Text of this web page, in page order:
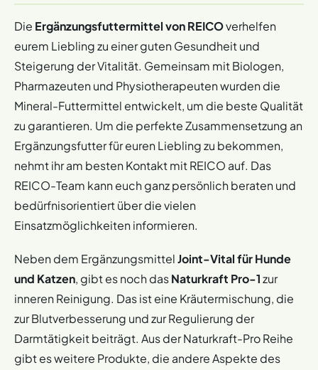
Die Ergänzungsfuttermittel von REICOverhelfen
eurem Liebling zu einer guten Gesundheit und
Steigerung der Vitalität. Gemeinsam mit Biologen,
Pharmazeuten und Physiotherapeuten wurden die
Mineral-Futtermittel entwickelt, um die beste Qualität
zu garantieren. Um die perfekte Zusammensetzung an
Ergänzungsfutter für euren Liebling zu bekommen,
nehmt ihr am besten Kontakt mit REICO auf. Das
REICO-Team kann euch ganz persönlich beraten und
bedürfnisorientiert über die vielen
Einsatzmöglichkeiten informieren.
Neben dem ErgänzungsmittelJoint-Vital für Hunde
und Katzen, gibt es noch dasNaturkraft Pro-1zur
inneren Reinigung. Das ist eine Kräutermischung, die
zur Blutverbesserung und zur Regulierung der
Darmtätigkeit beiträgt. Aus der Naturkraft-Pro Reihe
gibt es weitere Produkte, die andere Aspekte des